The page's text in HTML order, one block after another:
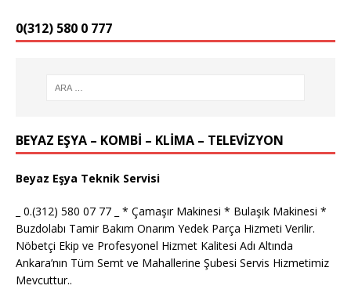
0(312) 580 0 777
BEYAZ EŞYA – KOMBİ – KLİMA – TELEVİZYON
Beyaz Eşya Teknik Servisi
_ 0.(312) 580 07 77 _ * Çamaşır Makinesi * Bulaşık Makinesi *
Buzdolabı Tamir Bakım Onarım Yedek Parça Hizmeti Verilir.
Nöbetçi Ekip ve Profesyonel Hizmet Kalitesi Adı Altında
Ankara’nın Tüm Semt ve Mahallerine Şubesi Servis Hizmetimiz
Mevcuttur..